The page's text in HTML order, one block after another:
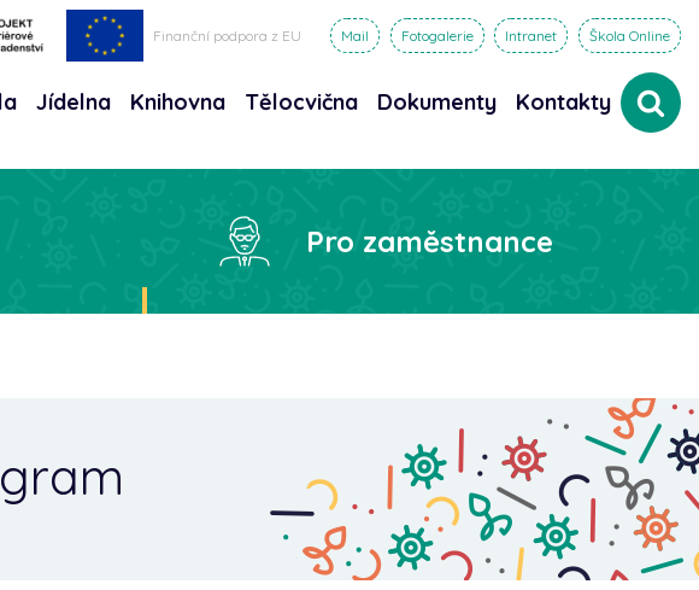
Finanční podpora z EU Mail Fotogalerie Intranet Škola Online
Jídelna Knihovna Tělocvična Dokumenty Kontakty
Pro zaměstnance